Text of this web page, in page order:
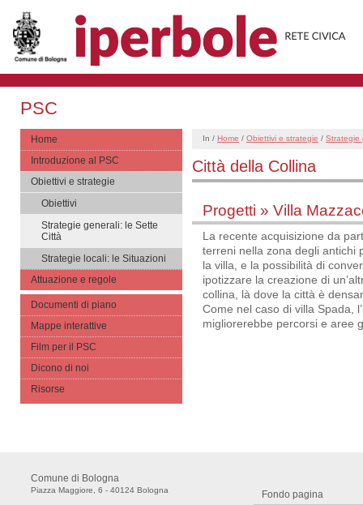
PSC
Home
Introduzione al PSC
Obiettivi e strategie
Obiettivi
Strategie generali: le Sette
Città
Strategie locali: le Situazioni
Attuazione e regole
Documenti di piano
Mappe interattive
Film per il PSC
Dicono di noi
Risorse
In / Home / Obiettivi e strategie / Strategie
Città della Collina
Progetti » Villa
La recente acquisizione da
terreni nella zona degli antichi
la villa, e la possibilità di
ipotizzare la creazione di
collina, là dove la città è
Come nel caso di villa Spada,
migliorerebbe percorsi e aree
Comune di Bologna
Piazza Maggiore, 6 - 40124 Bologna Fondo pagina